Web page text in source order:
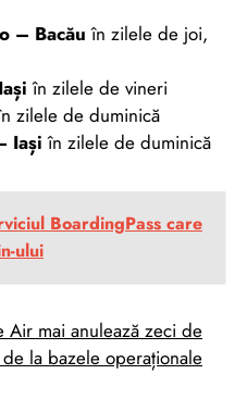
– Bacău în zilele de joi,
în zilele de vineri
zilele de duminică
Iași în zilele de duminică
BoardingPass care
ului
Air mai anulează zeci de
la bazele operaționale